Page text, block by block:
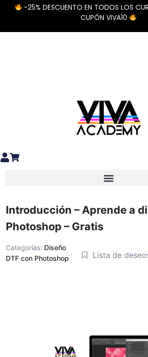
-25% DESCUENTO EN TODOS LOS
CUPÓN VIVA10
Introducción – Aprende a
Photoshop – Gratis
Categorías: Diseño
DTF con Photoshop
Lista de